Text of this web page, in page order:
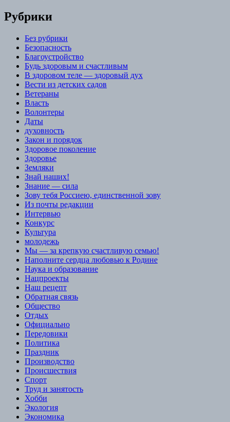
Рубрики
Без рубрики
Безопасность
Благоустройство
Будь здоровым и счастливым
В здоровом теле — здоровый дух
Вести из детских садов
Ветераны
Власть
Волонтеры
Даты
духовность
Закон и порядок
Здоровое поколение
Здоровье
Земляки
Знай наших!
Знание — сила
Зову тебя Россиею, единственной зову
Из почты редакции
Интервью
Конкурс
Культура
молодежь
Мы — за крепкую счастливую семью!
Наполните сердца любовью к Родине
Наука и образование
Нацпроекты
Наш рецепт
Обратная связь
Общество
Отдых
Официально
Передовики
Политика
Праздник
Производство
Происшествия
Спорт
Труд и занятость
Хобби
Экология
Экономика